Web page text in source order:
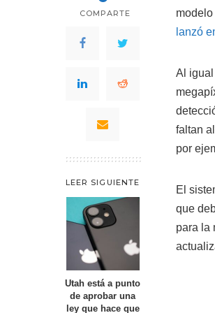
COMPARTE
LEER SIGUIENTE
Utah está a punto
de aprobar una
ley que hace que
lanzó
Al igual
faltan
por
El
que
para la